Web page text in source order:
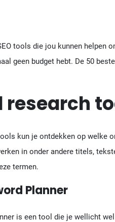
tools die jou kunnen helpen
geen budget hebt. De 50
research
kun je ontdekken op welke
in onder andere titels,
termen.
Planner
is een tool die je wellicht